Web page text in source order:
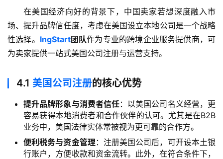
行
开
户
球
登录 注册
在美国经济向好的背景下，中国卖家若想深度融入市
场、提升品牌信任度，考虑在美国设立本地公司是一个战略
性选择。 lngStart团队作为专业的跨境企业服务提供商，可
为卖家提供一站式美国公司注册与运营支持。
4.1 美国公司注册的核心优势
提升品牌形象与消费者信任：以美国公司名义经营，更
容易获得本地消费者和合作伙伴的认可。尤其是在B2B
业务中，美国法律实体常被视为更可靠的合作方。
便利税务与资金管理 ：注册美国公司后，可开设本土银
行账户，方便收款和资金流转。此外，在符合条件下，